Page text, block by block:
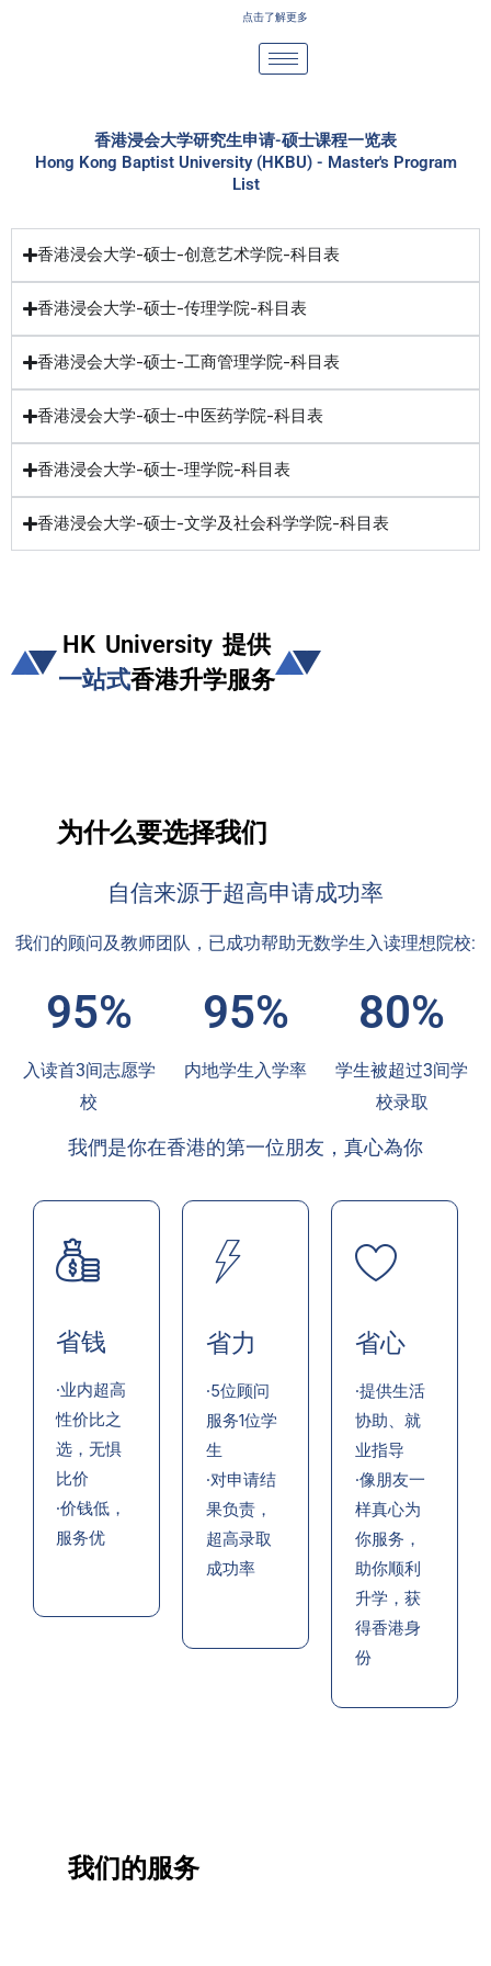
点击了解更多
香港浸会大学研究生申请-硕士课程一览表
Hong Kong Baptist University (HKBU) - Master's Program
List
香港浸会大学-硕士-创意艺术学院-科目表
香港浸会大学-硕士-传理学院-科目表
香港浸会大学-硕士-工商管理学院-科目表
香港浸会大学-硕士-中医药学院-科目表
香港浸会大学-硕士-理学院-科目表
香港浸会大学-硕士-文学及社会科学学院-科目表
HK University 提供
一站式香港升学服务
为什么要选择我们
自信来源于超高申请成功率
我们的顾问及教师团队，已成功帮助无数学生入读理想院校:
95%
入读首3间志愿学
校
95%
内地学生入学率
80%
学生被超过3间学
校录取
我們是你在香港的第一位朋友，真心為你
省钱
·业内超高
性价比之
选，无惧
比价
·价钱低，
服务优
省力
·5位顾问
服务1位学
生
·对申请结
果负责，
超高录取
成功率
省心
·提供生活
协助、就
业指导
·像朋友一
样真心为
你服务，
助你顺利
升学，获
得香港身
份
我们的服务